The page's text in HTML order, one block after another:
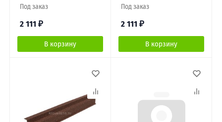
Под заказ
2 111 ₽
В корзину
Под заказ
2 111 ₽
В корзину